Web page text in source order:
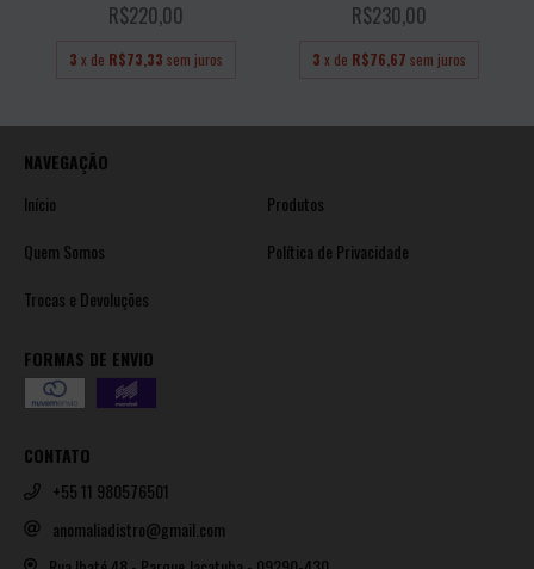
R$220,00
3 x de R$73,33 sem juros
R$230,00
3 x de R$76,67 sem juros
NAVEGAÇÃO
Início
Produtos
Quem Somos
Política de Privacidade
Trocas e Devoluções
FORMAS DE ENVIO
CONTATO
+55 11 980576501
anomaliadistro@gmail.com